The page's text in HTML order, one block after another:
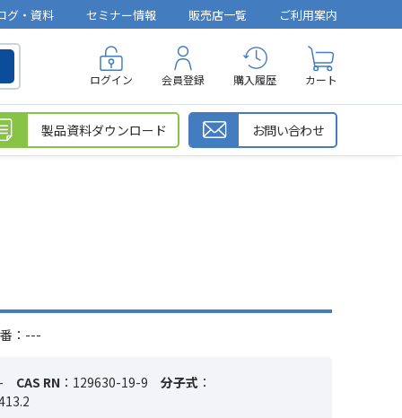
グ・資料 セミナー情報 販売店一覧 ご利用案内
ログイン 会員登録 購入履歴 カート
製品資料ダウンロード お問い合わせ
：---
CAS RN ：129630-19-9 分子式 ：